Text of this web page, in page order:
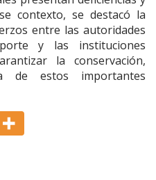
contexto, se destacó la
entre las autoridades
y las instituciones
la conservación,
de estos importantes